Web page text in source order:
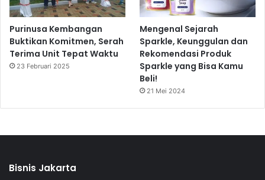
Purinusa Kembangan
Buktikan Komitmen, Serah
Terima Unit Tepat Waktu
23 Februari 2025
Mengenal Sejarah
Sparkle, Keunggulan dan
Rekomendasi Produk
Sparkle yang Bisa Kamu
Beli!
21 Mei 2024
Bisnis Jakarta